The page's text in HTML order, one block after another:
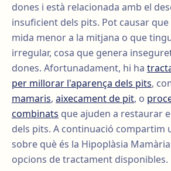
dones i està relacionada amb el
insuficient dels pits. Pot causar
mida menor a la mitjana o que
irregular, cosa que genera
dones. Afortunadament, hi ha
per millorar l'aparença dels pits,
mamaris, aixecament de pit, o
combinats que ajuden a restaurar
dels pits. A continuació compartim
sobre què és la Hipoplàsia
opcions de tractament disponibles.